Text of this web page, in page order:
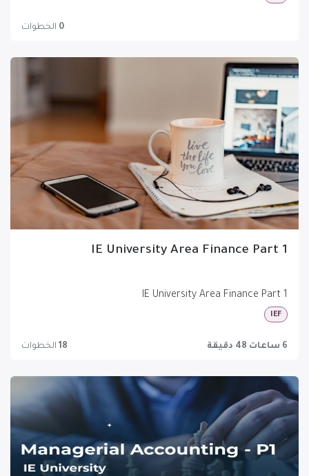
0 الخطوات
IE University Area Finance Part 1
IE University Area Finance Part 1
IEF
6 ساعات 48 دقيقة 18 الخطوات